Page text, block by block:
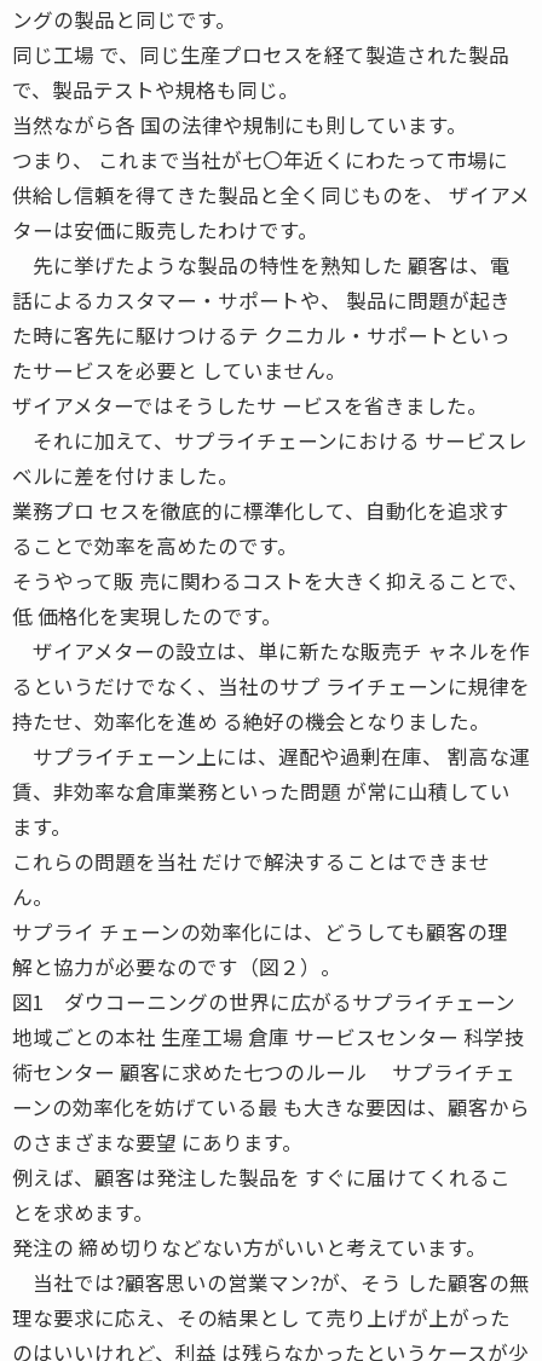
ングの製品と同じです。
同じ工場 で、同じ生産プロセスを経て製造された製品
で、製品テストや規格も同じ。
当然ながら各 国の法律や規制にも則しています。
つまり、 これまで当社が七〇年近くにわたって市場に
供給し信頼を得てきた製品と全く同じものを、 ザイアメ
ターは安価に販売したわけです。
先に挙げたような製品の特性を熟知した 顧客は、電
話によるカスタマー・サポートや、 製品に問題が起き
た時に客先に駆けつけるテ クニカル・サポートといっ
たサービスを必要と していません。
ザイアメターではそうしたサ ービスを省きました。
それに加えて、サプライチェーンにおける サービスレ
ベルに差を付けました。
業務プロ セスを徹底的に標準化して、自動化を追求す
ることで効率を高めたのです。
そうやって販 売に関わるコストを大きく抑えることで、
低 価格化を実現したのです。
ザイアメターの設立は、単に新たな販売チ ャネルを作
るというだけでなく、当社のサプ ライチェーンに規律を
持たせ、効率化を進め る絶好の機会となりました。
サプライチェーン上には、遅配や過剰在庫、 割高な運
賃、非効率な倉庫業務といった問題 が常に山積してい
ます。
これらの問題を当社 だけで解決することはできませ
ん。
サプライ チェーンの効率化には、どうしても顧客の理
解と協力が必要なのです（図２）。
図1 ダウコーニングの世界に広がるサプライチェーン
地域ごとの本社 生産工場 倉庫 サービスセンター 科学技
術センター 顧客に求めた七つのルール サプライチェ
ーンの効率化を妨げている最 も大きな要因は、顧客から
のさまざまな要望 にあります。
例えば、顧客は発注した製品を すぐに届けてくれるこ
とを求めます。
発注の 締め切りなどない方がいいと考えています。
当社では?顧客思いの営業マン?が、そう した顧客の無
理な要求に応え、その結果とし て売り上げが上がった
のはいいけれど、利益 は残らなかったというケースが少